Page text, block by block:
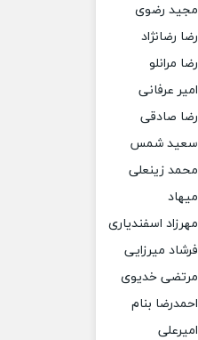
مجید رضوی
رضا رضانژاد
رضا مرانلو
امیر عرفانی
رضا صادقی
سعید شمس
محمد زینعلی
میهاد
مهرزاد اسفندیاری
فرشاد میرزایی
مرتضی خدیوی
احمدرضا بنام
امیرعلی